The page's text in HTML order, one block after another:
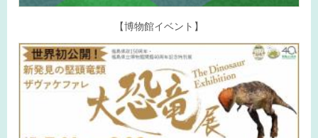
【博物館イベント】